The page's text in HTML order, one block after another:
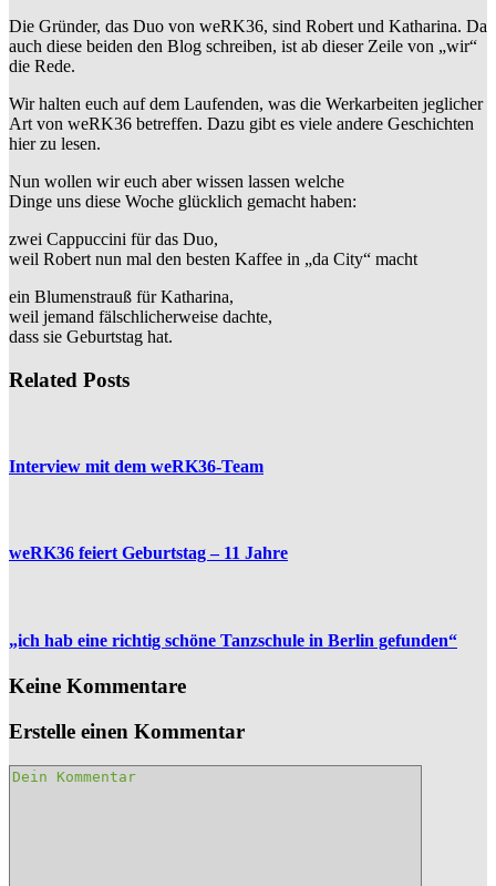
Die Gründer, das Duo von weRK36, sind Robert und Katharina. Da
auch diese beiden den Blog schreiben, ist ab dieser Zeile von „wir“
die Rede.
Wir halten euch auf dem Laufenden, was die Werkarbeiten jeglicher
Art von weRK36 betreffen. Dazu gibt es viele andere Geschichten
hier zu lesen.
Nun wollen wir euch aber wissen lassen welche
Dinge uns diese Woche glücklich gemacht haben:
zwei Cappuccini für das Duo,
weil Robert nun mal den besten Kaffee in „da City“ macht
ein Blumenstrauß für Katharina,
weil jemand fälschlicherweise dachte,
dass sie Geburtstag hat.
Related Posts
Interview mit dem weRK36-Team
weRK36 feiert Geburtstag – 11 Jahre
„ich hab eine richtig schöne Tanzschule in Berlin gefunden“
Keine Kommentare
Erstelle einen Kommentar